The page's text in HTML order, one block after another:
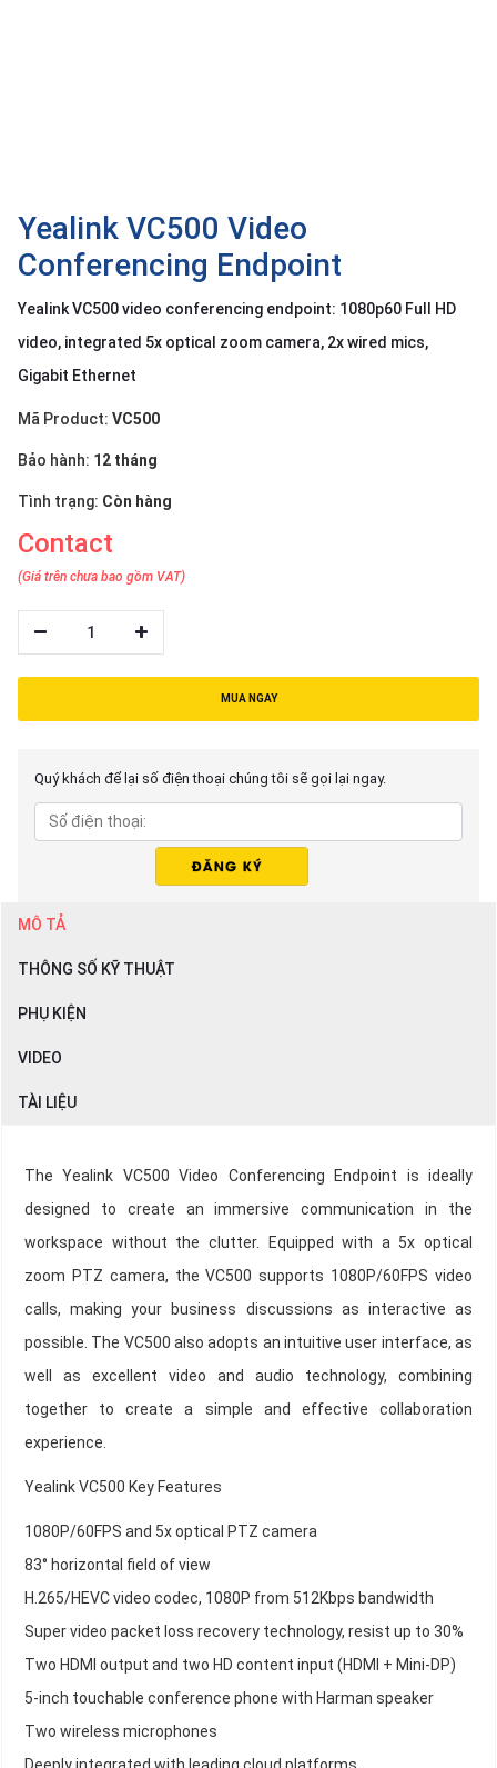
Yealink VC500 Video
Conferencing Endpoint
Yealink VC500 video conferencing endpoint: 1080p60 Full HD
video, integrated 5x optical zoom camera, 2x wired mics,
Gigabit Ethernet
Mã Product: VC500
Bảo hành: 12 tháng
Tình trạng: Còn hàng
Contact
(Giá trên chưa bao gồm VAT)
1
MUA NGAY
Quý khách để lại số điện thoại chúng tôi sẽ gọi lại ngay.
MÔ TẢ
THÔNG SỐ KỸ THUẬT
PHỤ KIỆN
VIDEO
TÀI LIỆU
The Yealink VC500 Video Conferencing Endpoint is ideally
designed to create an immersive communication in the
workspace without the clutter. Equipped with a 5x optical
zoom PTZ camera, the VC500 supports 1080P/60FPS video
calls, making your business discussions as interactive as
possible. The VC500 also adopts an intuitive user interface, as
well as excellent video and audio technology, combining
together to create a simple and effective collaboration
experience.
Yealink VC500 Key Features
1080P/60FPS and 5x optical PTZ camera
83° horizontal field of view
H.265/HEVC video codec, 1080P from 512Kbps bandwidth
Super video packet loss recovery technology, resist up to 30%
Two HDMI output and two HD content input (HDMI + Mini-DP)
5-inch touchable conference phone with Harman speaker
Two wireless microphones
Contact
Giới
thiệu
Tiếng